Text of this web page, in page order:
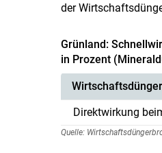
der
Grünland:
in Prozent
Direktwirkung
Quelle: